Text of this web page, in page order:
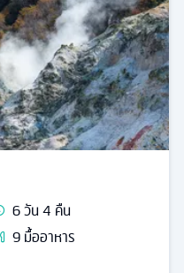
6วัน4 คืน
9มื้ออาหาร